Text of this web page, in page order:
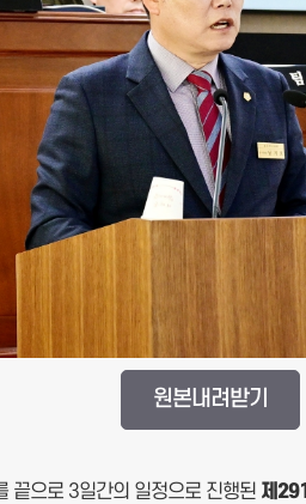
원본내려받기
끝으로 3일간의 일정으로 진행된 제 291